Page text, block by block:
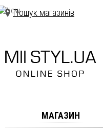
Пошук магазинів
МАГАЗИН